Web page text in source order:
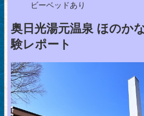
ビーベッドあり
奥日光湯元温泉 ほのか
験レポート